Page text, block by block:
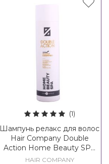
(1)
Шампунь релакс для волос
Hair Company Double
Action Home Beauty SPA
Relaxing Shampoo
HAIR COMPANY